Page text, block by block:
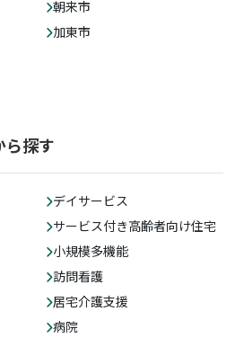
朝来市
加東市
ら探す
デイサービス
サービス付き高齢者向け住宅
小規模多機能
訪問看護
居宅介護支援
病院